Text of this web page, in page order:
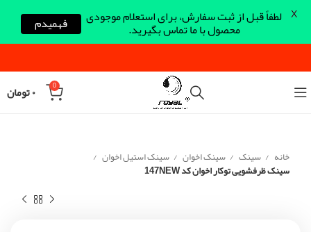
0 ۰تومان
خانه سینک سینک اخوان سینک استیل اخوان
سینک ظرفشویی توکار اخوان کد 147NEW
لطفاً قبل از ثبت سفارش، برای استعلام موجودی
محصول با ما تماس بگیرید. فهمیدم X